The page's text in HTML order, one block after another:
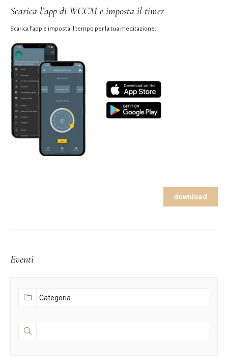
Scarica l’app di WCCM e imposta il timer
Scarica l’app e imposta il tempo per la tua meditazione.
download
Eventi